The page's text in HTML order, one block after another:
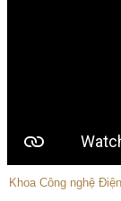
Khoa Công nghệ